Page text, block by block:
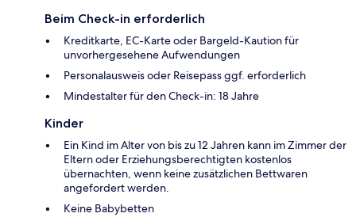
Beim Check-in erforderlich
Kreditkarte, EC-Karte oder Bargeld-Kaution für
unvorhergesehene Aufwendungen
Personalausweis oder Reisepass ggf. erforderlich
Mindestalter für den Check-in: 18 Jahre
Kinder
Ein Kind im Alter von bis zu 12 Jahren kann im Zimmer der
Eltern oder Erziehungsberechtigten kostenlos
übernachten, wenn keine zusätzlichen Bettwaren
angefordert werden.
Keine Babybetten